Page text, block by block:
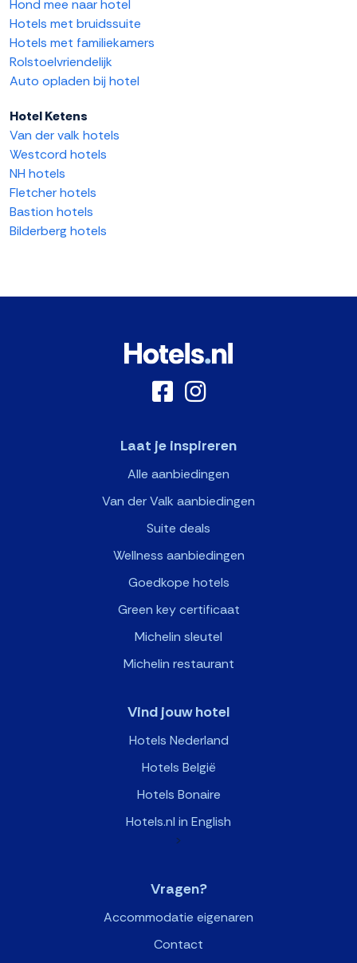
Hond mee naar hotel
Hotels met bruidssuite
Hotels met familiekamers
Rolstoelvriendelijk
Auto opladen bij hotel
Hotel Ketens
Van der valk hotels
Westcord hotels
NH hotels
Fletcher hotels
Bastion hotels
Bilderberg hotels
Laat je inspireren
Alle aanbiedingen
Van der Valk aanbiedingen
Suite deals
Wellness aanbiedingen
Goedkope hotels
Green key certificaat
Michelin sleutel
Michelin restaurant
Vind jouw hotel
Hotels Nederland
Hotels België
Hotels Bonaire
Hotels.nl in English
>
Vragen?
Accommodatie eigenaren
Contact